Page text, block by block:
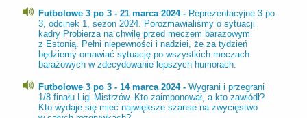
Futbolowe 3 po 3 - 21 marca 2024 - Reprezentacyjne 3 po
3, odcinek 1, sezon 2024. Porozmawialiśmy o sytuacji
kadry Probierza na chwilę przed meczem barażowym
z Estonią. Pełni niepewności i nadziei, że za tydzień
będziemy omawiać sytuację po wszystkich meczach
barażowych w zdecydowanie lepszych humorach.
Futbolowe 3 po 3 - 14 marca 2024 - Wygrani i przegrani
1/8 finału Ligi Mistrzów. Kto zaimponował, a kto zawiódł?
Kto wydaje się mieć największe szanse na zwycięstwo